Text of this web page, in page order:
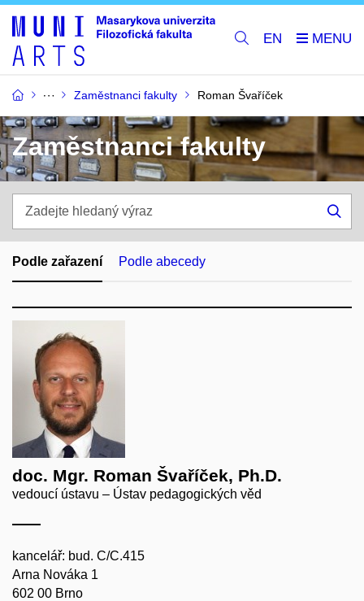
EN
Zaměstnanci fakulty Roman Švaříček
Zaměstnanci fakulty
hledaný
výraz
Podle zařazení Podle abecedy
doc. Mgr. Roman Švaříček, Ph.D.
vedoucí ústavu – Ústav pedagogických věd
kancelář: bud. C/C.415
Arna Nováka 1
602 00 Brno